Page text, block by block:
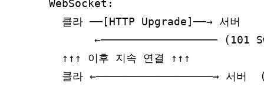
WebSocket:
  클라 ──[HTTP Upgrade]──→ 서버
←────────────────── (101
  ↑↑↑ 이후 지속 연결 ↑↑↑
클라 ←──────────────────→ 서버  (